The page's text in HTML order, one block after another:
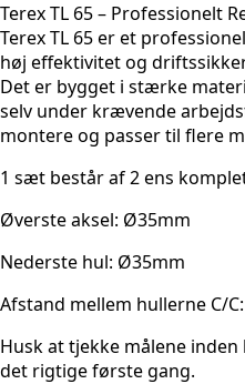
Terex TL 65 – Professionelt
Terex TL 65 er et
høj effektivitet og
Det er bygget i stærke
selv under krævende
montere og passer til flere
1 sæt består af 2 ens
Øverste aksel: Ø35mm
Nederste hul: Ø35mm
Afstand mellem hullerne C/
Husk at tjekke målene
det rigtige første gang.